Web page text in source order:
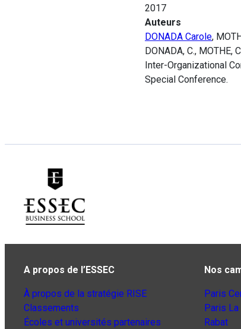
2017
Auteurs
DONADA Carole,
DONADA, C., MOTHE,
Inter-Organizational
Special Conference.
A propos de l’ESSEC
À propos de la stratégie RISE
Classements
Écoles et universités partenaires
Nos
Paris
Paris
Rabat